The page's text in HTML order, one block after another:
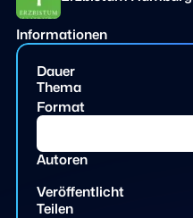
Informationen
Dauer
Thema
Format
Autoren
Veröffentlicht
Teilen